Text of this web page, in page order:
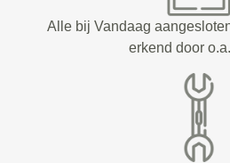
Alle bij Vandaag
erkend door